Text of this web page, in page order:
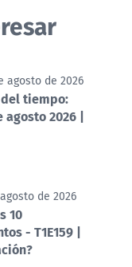
agosto de 2026
tiempo:
agosto 2026 |
de 2026
10
- T1E159 |